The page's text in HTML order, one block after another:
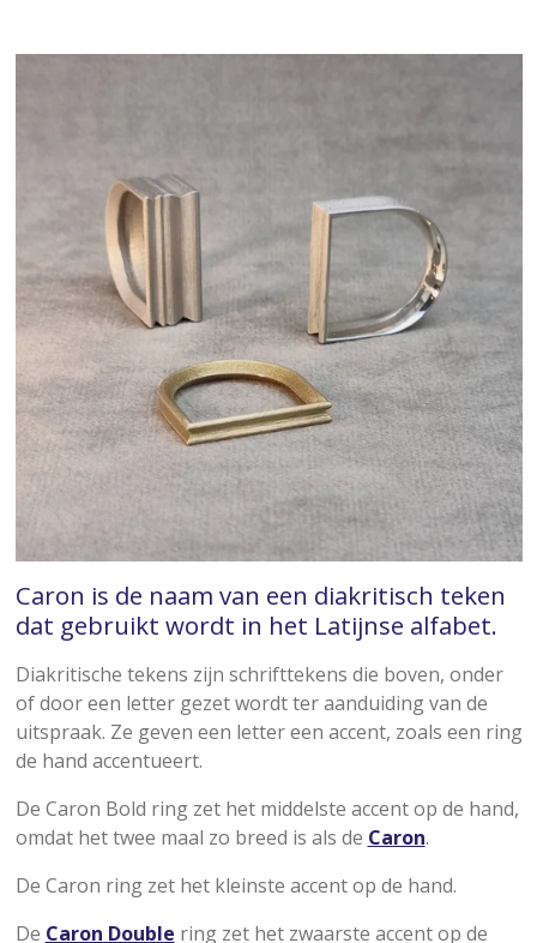
Caron is de naam van een diakritisch teken
dat gebruikt wordt in het Latijnse alfabet.
Diakritische tekens zijn schrifttekens die boven, onder
of door een letter gezet wordt ter aanduiding van de
uitspraak. Ze geven een letter een accent, zoals een ring
de hand accentueert.
De Caron Bold ring zet het middelste accent op de hand,
omdat het twee maal zo breed is als de Caron.
De Caron ring zet het kleinste accent op de hand.
De Caron Double ring zet het zwaarste accent op de